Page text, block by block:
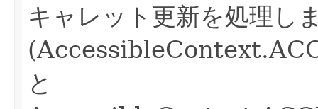
キャレット更新を処理し
と